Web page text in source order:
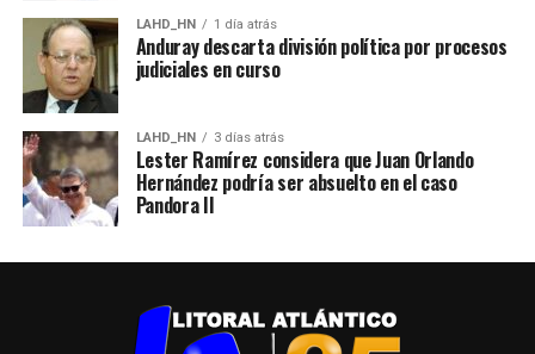
LAHD_HN 1 día atrás
Anduray descarta división política por procesos
judiciales en curso
LAHD_HN 3 días atrás
Lester Ramírez considera que Juan Orlando
Hernández podría ser absuelto en el caso
Pandora II